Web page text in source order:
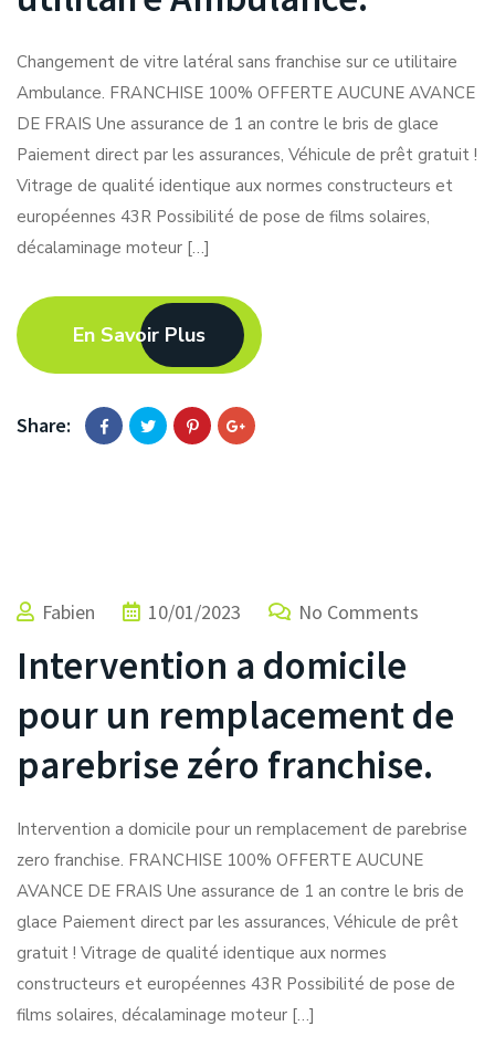
Changement de vitre latéral sans franchise sur ce utilitaire
Ambulance. FRANCHISE 100% OFFERTE AUCUNE AVANCE
DE FRAIS Une assurance de 1 an contre le bris de glace
Paiement direct par les assurances, Véhicule de prêt gratuit !
Vitrage de qualité identique aux normes constructeurs et
européennes 43R Possibilité de pose de films solaires,
décalaminage moteur […]
En Savoir Plus
Share:
Fabien 10/01/2023 No Comments
Intervention a domicile
pour un remplacement de
parebrise zéro franchise.
Intervention a domicile pour un remplacement de parebrise
zero franchise. FRANCHISE 100% OFFERTE AUCUNE
AVANCE DE FRAIS Une assurance de 1 an contre le bris de
glace Paiement direct par les assurances, Véhicule de prêt
gratuit ! Vitrage de qualité identique aux normes
constructeurs et européennes 43R Possibilité de pose de
films solaires, décalaminage moteur […]